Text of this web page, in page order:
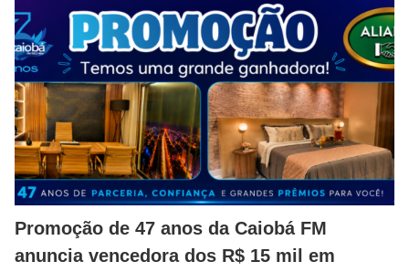
Promoção de 47 anos da Caiobá FM
anuncia vencedora dos R$ 15 mil em